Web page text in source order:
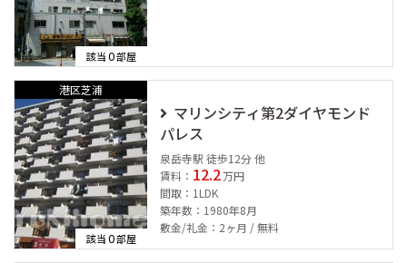
該当0部屋
港区芝浦
該当0部屋
マリンシティ第2ダイヤモンド
パレス
泉岳寺駅 徒歩12分 他
賃料： 12.2 万円
間取：1LDK
築年数：1980年8月
敷金/礼金：2ヶ月 / 無料